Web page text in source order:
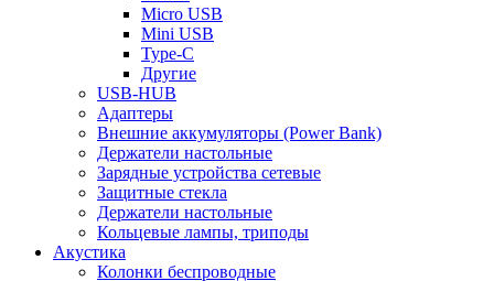
Micro USB
Mini USB
Type-C
Другие
USB-HUB
Адаптеры
Внешние аккумуляторы (Power Bank)
Держатели настольные
Зарядные устройства сетевые
Защитные стекла
Держатели настольные
Кольцевые лампы, триподы
Акустика
Колонки беспроводные